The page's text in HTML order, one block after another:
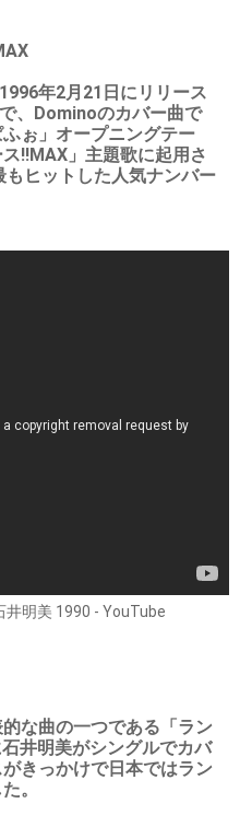
年2月21日にリリース
、Dominoのカバー曲で
ぉ」オープニングテー
!!MAX」主題歌に起用さ
ヒットした人気ナンバー
井明美 1990 - YouTube
な曲の一つである「ラン
井明美がシングルでカバ
きっかけで日本ではラン
。